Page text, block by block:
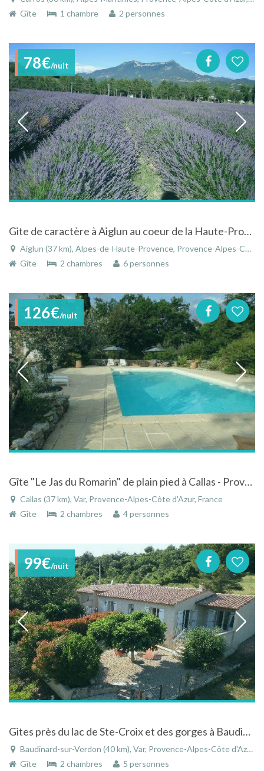
Gîte
1 chambre 2 personnes
78€/nuit
Gite de caractère à Aiglun au coeur de la Haute-Provence entre les champs de lavande et les oliviers
Aiglun (37 km), Alpes-de-Haute-Provence, Provence-Alpes-Côte d'Azur, France
Gîte
2 chambres 6 personnes
126€/nuit
Gîte "Le Jas du Romarin" de plain pied à Callas - Provence-Alpes-Côte d'Azur
Callas (37 km), Var, Provence-Alpes-Côte d'Azur, France
Gîte
2 chambres 4 personnes
99€/nuit
Gites près du lac de Ste-Croix et des gorges à Baudinard-sur-Verdon dans le Var sur la Côte-d'Azur
Baudinard-sur-Verdon (40 km), Var, Provence-Alpes-Côte d'Azur, France
Gîte
2 chambres 5 personnes